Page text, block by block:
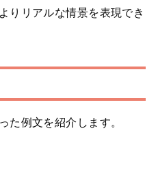
りリアルな情景を表現でき
た例文を紹介します。